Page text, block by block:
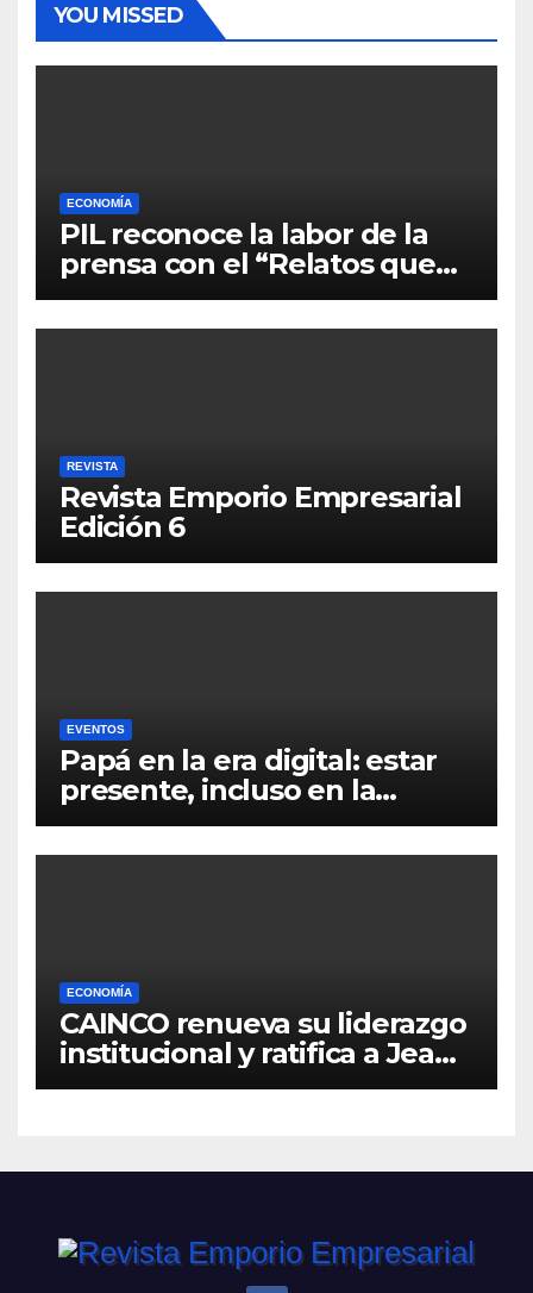
YOU MISSED
ECONOMÍA
PIL reconoce la labor de la
prensa con el “Relatos que
alimentan Bolivia”
REVISTA
Revista Emporio Empresarial
Edición 6
EVENTOS
Papá en la era digital: estar
presente, incluso en la
distancia
ECONOMÍA
CAINCO renueva su liderazgo
institucional y ratifica a Jean
Pierre Antelo para una nueva